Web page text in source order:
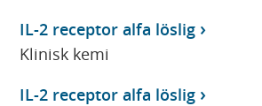
IL-2 receptor alfa löslig
Klinisk kemi
IL-2 receptor alfa löslig